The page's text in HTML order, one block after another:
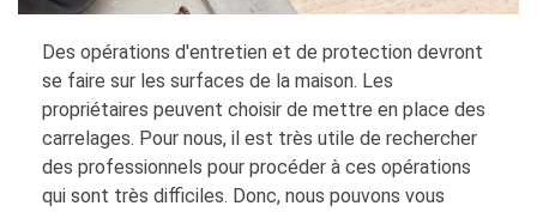
Des opérations d'entretien et de protection devront
se faire sur les surfaces de la maison. Les
propriétaires peuvent choisir de mettre en place des
carrelages. Pour nous, il est très utile de rechercher
des professionnels pour procéder à ces opérations
qui sont très difficiles. Donc, nous pouvons vous